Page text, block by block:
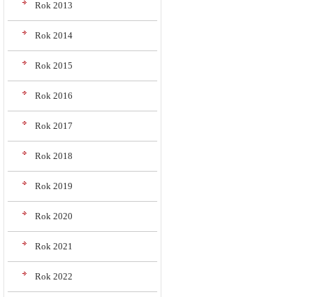
Rok 2013
Rok 2014
Rok 2015
Rok 2016
Rok 2017
Rok 2018
Rok 2019
Rok 2020
Rok 2021
Rok 2022